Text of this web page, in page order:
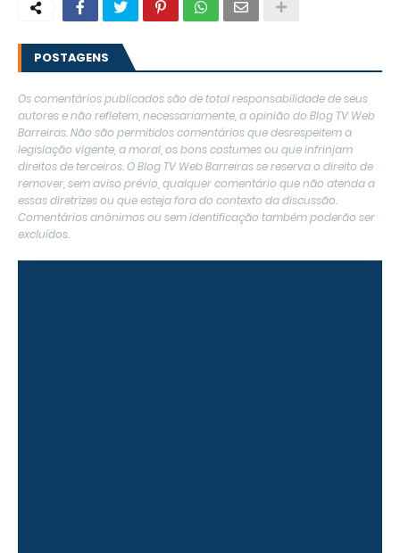
POSTAGENS
Os comentários publicados são de total responsabilidade de seus
autores e não refletem, necessariamente, a opinião do Blog TV Web
Barreiras. Não são permitidos comentários que desrespeitem a
legislação vigente, a moral, os bons costumes ou que infrinjam
direitos de terceiros. O Blog TV Web Barreiras se reserva o direito de
remover, sem aviso prévio, qualquer comentário que não atenda a
essas diretrizes ou que esteja fora do contexto da discussão.
Comentários anônimos ou sem identificação também poderão ser
excluídos.